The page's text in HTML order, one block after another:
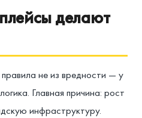
делают
не из вредности — у
Главная причина: рост
инфраструктуру.